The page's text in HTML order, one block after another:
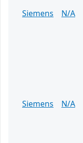
Siemens
N/A
Siemens
N/A